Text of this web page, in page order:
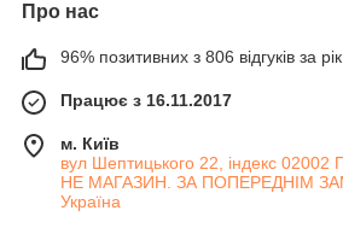
Про нас
96% позитивних з 806 відгуків за рік
Працює з 16.11.2017
м. Київ
вул Шептицького 22, індекс
НЕ МАГАЗИН. ЗА ПОПЕРЕДНІМ
Україна